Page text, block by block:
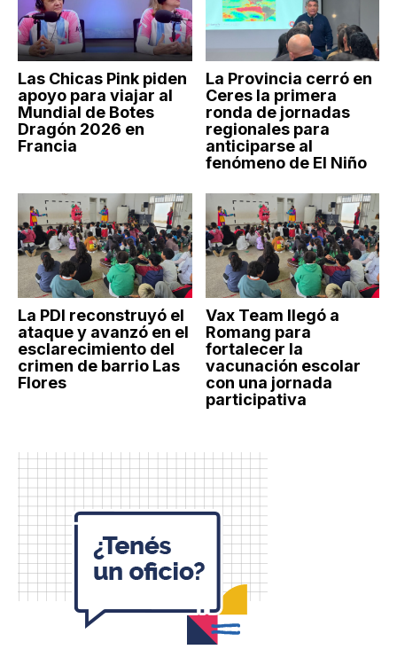
Las Chicas Pink piden
apoyo para viajar al
Mundial de Botes
Dragón 2026 en
Francia
La Provincia cerró en
Ceres la primera
ronda de jornadas
regionales para
anticiparse al
fenómeno de El Niño
La PDI reconstruyó el
ataque y avanzó en el
esclarecimiento del
crimen de barrio Las
Flores
Vax Team llegó a
Romang para
fortalecer la
vacunación escolar
con una jornada
participativa